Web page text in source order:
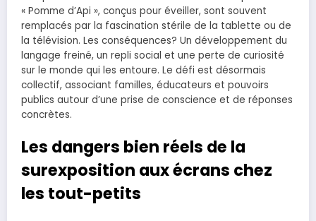
« Pomme d’Api », conçus pour éveiller, sont souvent
remplacés par la fascination stérile de la tablette ou de
la télévision. Les conséquences? Un développement du
langage freiné, un repli social et une perte de curiosité
sur le monde qui les entoure. Le défi est désormais
collectif, associant familles, éducateurs et pouvoirs
publics autour d’une prise de conscience et de réponses
concrètes.
Les dangers bien réels de la
surexposition aux écrans chez
les tout-petits